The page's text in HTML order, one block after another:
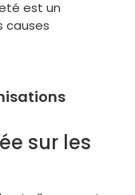
est un
causes
sur les